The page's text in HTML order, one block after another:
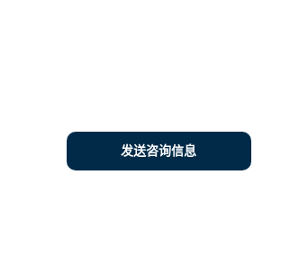
发送咨询信息